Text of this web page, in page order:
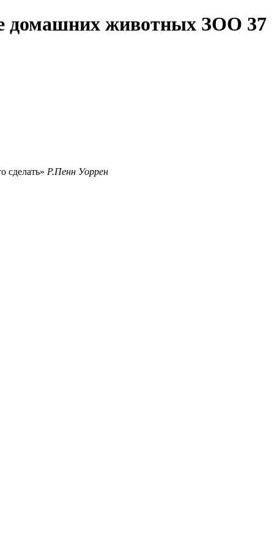
домашних животных ЗОО 37
сделать Р.Пенн Уоррен